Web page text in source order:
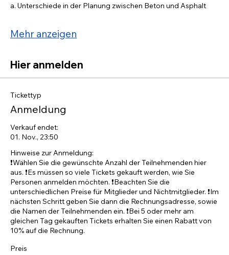
a. Unterschiede in der Planung zwischen Beton und Asphalt
Mehr anzeigen
Hier anmelden
Tickettyp
Anmeldung
Verkauf endet:
01. Nov., 23:50
Hinweise zur Anmeldung:
❗️Wählen Sie die gewünschte Anzahl der Teilnehmenden hier
aus. ❗️Es müssen so viele Tickets gekauft werden, wie Sie
Personen anmelden möchten. ❗️Beachten Sie die
unterschiedlichen Preise für Mitglieder und Nichtmitglieder. ❗️Im
nächsten Schritt geben Sie dann die Rechnungsadresse, sowie
die Namen der Teilnehmenden ein. ❗️Bei 5 oder mehr am
gleichen Tag gekauften Tickets erhalten Sie einen Rabatt von
10% auf die Rechnung.
Preis